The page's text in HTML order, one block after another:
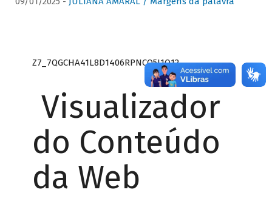
Z7_7QGCHA41L8D1406RPNCQ5J1O12
Visualizador
do Conteúdo
da Web